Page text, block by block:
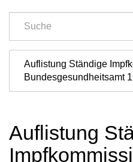
Auflistung Ständige
Bundesgesundheitsamt
Auflistung